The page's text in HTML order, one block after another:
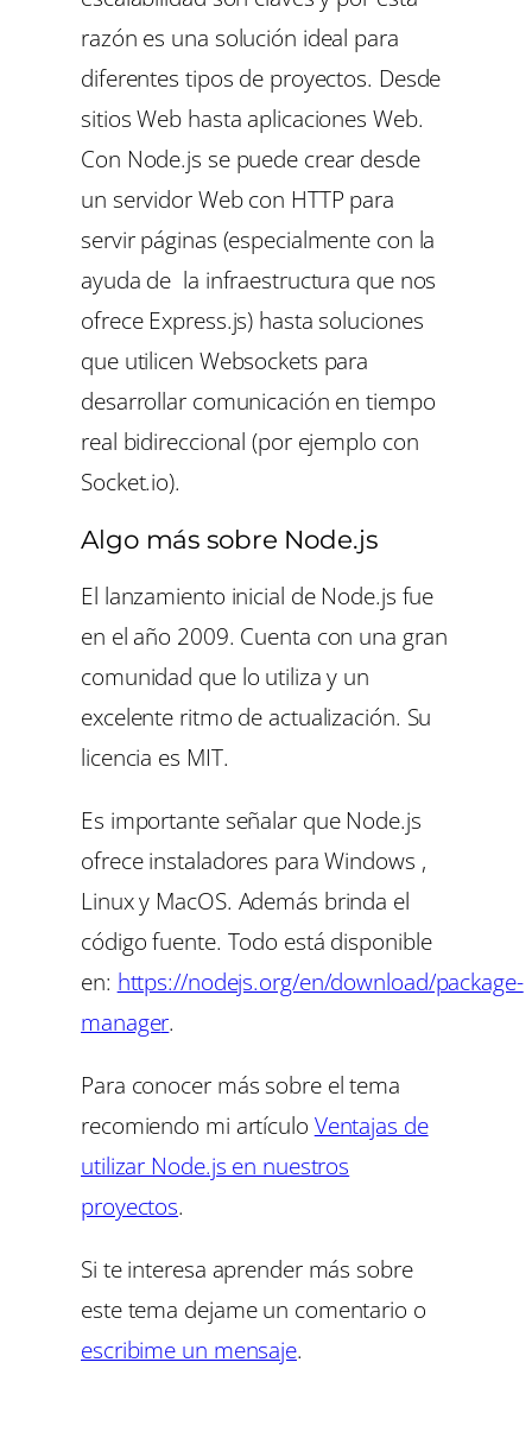
razón es una solución ideal para
diferentes tipos de proyectos. Desde
sitios Web hasta aplicaciones Web.
Con Node.js se puede crear desde
un servidor Web con HTTP para
servir páginas (especialmente con la
ayuda de la infraestructura que nos
ofrece Express.js) hasta soluciones
que utilicen Websockets para
desarrollar comunicación en tiempo
real bidireccional (por ejemplo con
Socket.io).
Algo más sobre Node.js
El lanzamiento inicial de Node.js fue
en el año 2009. Cuenta con una gran
comunidad que lo utiliza y un
excelente ritmo de actualización. Su
licencia es MIT.
Es importante señalar que Node.js
ofrece instaladores para Windows ,
Linux y MacOS. Además brinda el
código fuente. Todo está disponible
en: https://nodejs.org/en/download/package-
manager.
Para conocer más sobre el tema
recomiendo mi artículo Ventajas de
utilizar Node.js en nuestros
proyectos.
Si te interesa aprender más sobre
este tema dejame un comentario o
escribime un mensaje.